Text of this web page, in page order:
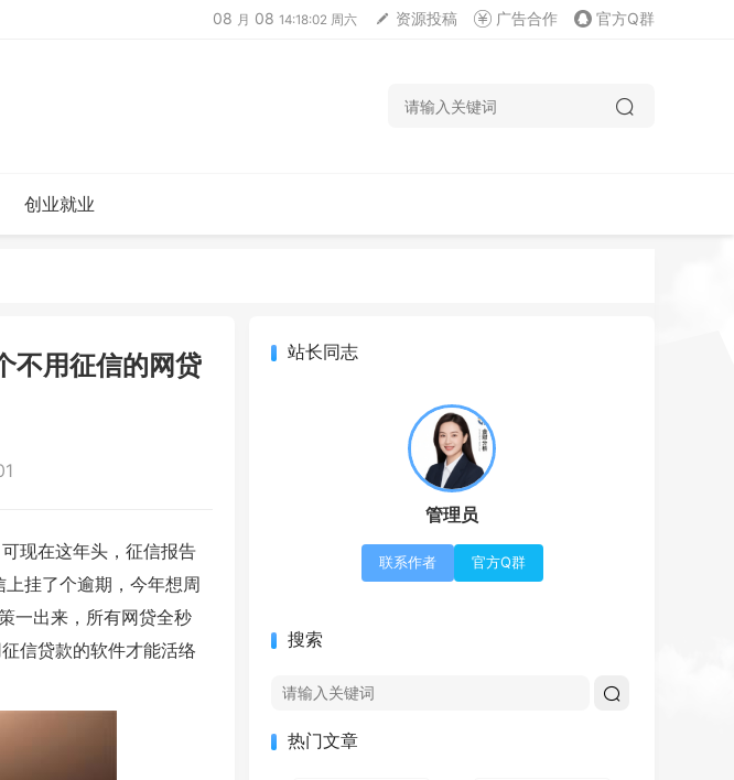
08 月 08 14:18:03 周六 资源投稿 广告合作 官方Q群
创业就业
不用征信的网贷
现在这年头，征信报告
挂了个逾期，今年想周
一出来，所有网贷全秒
信贷款的软件才能活络
站长同志
管理员
联系作者 官方Q群
搜索
热门文章